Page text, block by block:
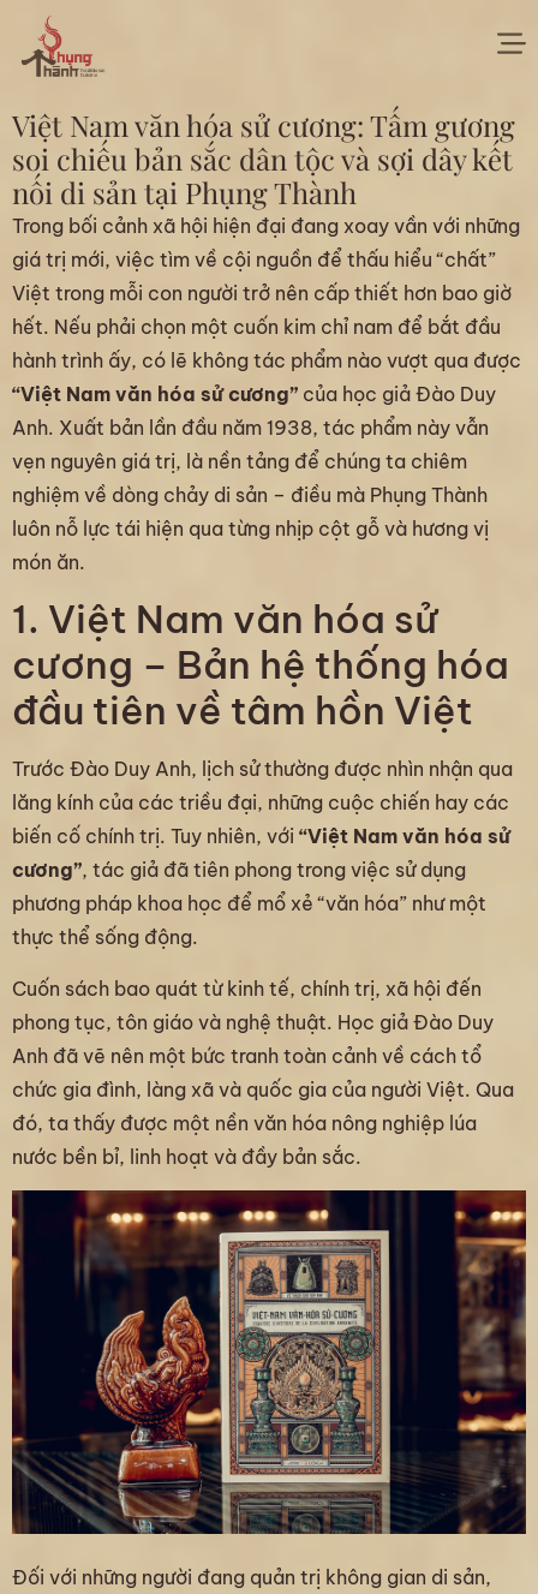
Việt Nam văn hóa sử cương: Tấm gương
soi chiếu bản sắc dân tộc và sợi dây kết
nối di sản tại Phụng Thành
Trong bối cảnh xã hội hiện đại đang xoay vần với những
giá trị mới, việc tìm về cội nguồn để thấu hiểu “chất”
Việt trong mỗi con người trở nên cấp thiết hơn bao giờ
hết. Nếu phải chọn một cuốn kim chỉ nam để bắt đầu
hành trình ấy, có lẽ không tác phẩm nào vượt qua được
“Việt Nam văn hóa sử cương” của học giả Đào Duy
Anh. Xuất bản lần đầu năm 1938, tác phẩm này vẫn
vẹn nguyên giá trị, là nền tảng để chúng ta chiêm
nghiệm về dòng chảy di sản – điều mà Phụng Thành
luôn nỗ lực tái hiện qua từng nhịp cột gỗ và hương vị
món ăn.
1. Việt Nam văn hóa sử
cương – Bản hệ thống hóa
đầu tiên về tâm hồn Việt
Trước Đào Duy Anh, lịch sử thường được nhìn nhận qua
lăng kính của các triều đại, những cuộc chiến hay các
biến cố chính trị. Tuy nhiên, với “Việt Nam văn hóa sử
cương”, tác giả đã tiên phong trong việc sử dụng
phương pháp khoa học để mổ xẻ “văn hóa” như một
thực thể sống động.
Cuốn sách bao quát từ kinh tế, chính trị, xã hội đến
phong tục, tôn giáo và nghệ thuật. Học giả Đào Duy
Anh đã vẽ nên một bức tranh toàn cảnh về cách tổ
chức gia đình, làng xã và quốc gia của người Việt. Qua
đó, ta thấy được một nền văn hóa nông nghiệp lúa
nước bền bỉ, linh hoạt và đầy bản sắc.
Đối với những người đang quản trị không gian di sản,